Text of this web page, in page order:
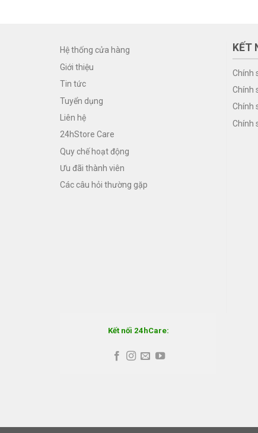
Hệ thống cửa hàng
Giới thiệu
Tin tức
Tuyển dụng
Liên hệ
24hStore Care
Quy chế hoạt động
Ưu đãi thành viên
Các câu hỏi thường gặp
KẾT
Chính
Chính
Chính
Chính
Kết nối 24hCare: